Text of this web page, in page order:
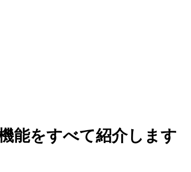
能をすべて紹介します